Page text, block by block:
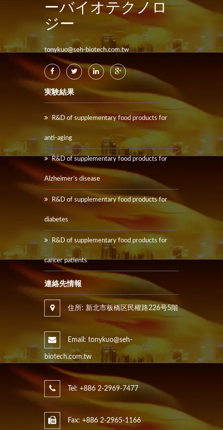
ーバイオテクノロ
ジー
tonykuo@seh-biotech.com.tw
実験結果
R&D of supplementary food products for
anti-aging
R&D of supplementary food products for
Alzheimer’s disease
R&D of supplementary food products for
diabetes
R&D of supplementary food products for
cancer patients
連絡先情報
住所: 新北市板橋区民權路226号5階
Email: tonykuo@seh-
biotech.com.tw
Tel: +886 2-2969-7477
Fax: +886 2-2965-1166